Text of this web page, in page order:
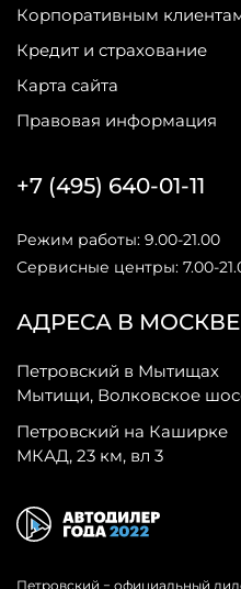
Корпоративным
Кредит и страхование
Карта сайта
Правовая информация
АДРЕСА В МОСКВЕ
Петровский в Мытищах
Мытищи, Волковское
Петровский на Каширке
МКАД, 23 км, вл 3
+7 (495) 640-01-11
Режим работы: 9.00-21.00
Сервисные центры: 7.00-
Петровский − официальный